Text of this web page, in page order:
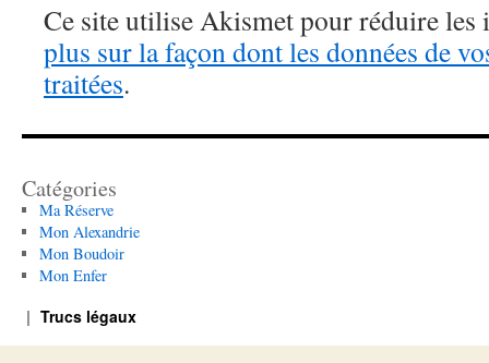
Ce site utilise Akismet pour réduire les
plus sur la façon dont les données de
traitées.
Catégories
Ma Réserve
Mon Alexandrie
Mon Boudoir
Mon Enfer
Trucs légaux